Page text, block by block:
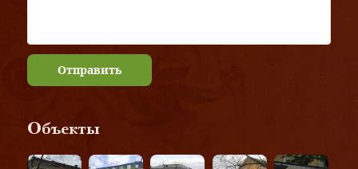
Отправить
Объекты